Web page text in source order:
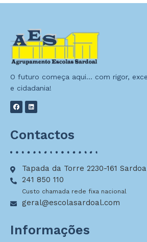
O futuro começa aqui… com rigor,
e cidadania!
Contactos
Tapada da Torre 2230-161
241 850 110
Custo chamada rede fixa nacional
geral@escolasardoal.com
Informações